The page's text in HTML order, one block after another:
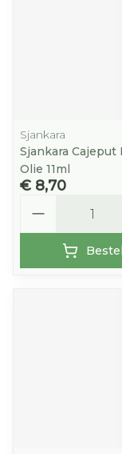
Sjankara
Sjankara Cajeput
Olie 11ml
€ 8,70
Bestel